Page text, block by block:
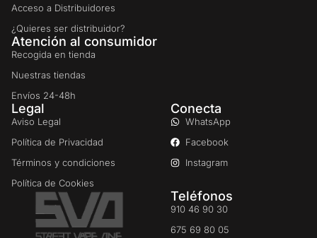
Acceso a Distribuidores
¿Quieres ser distribuidor?
Atención al consumidor
Recogida en tienda
Nuestras tiendas
Envíos 24-48h
Legal
Aviso Legal
Política de Privacidad
Términos y condiciones
Política de Cookies
Conecta
WhatsApp
Facebook
Instagram
Teléfonos
910 46 90 30
675 69 80 05